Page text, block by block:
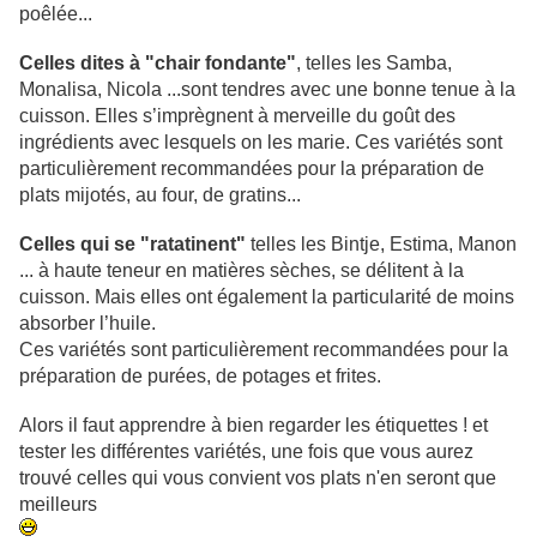
poêlée...
Celles dites à "chair fondante", telles les Samba,
Monalisa, Nicola ...sont tendres avec une bonne tenue à la
cuisson. Elles s’imprègnent à merveille du goût des
ingrédients avec lesquels on les marie. Ces variétés sont
particulièrement recommandées pour la préparation de
plats mijotés, au four, de gratins...
Celles qui se "ratatinent" telles les Bintje, Estima, Manon
... à haute teneur en matières sèches, se délitent à la
cuisson. Mais elles ont également la particularité de moins
absorber l’huile.
Ces variétés sont particulièrement recommandées pour la
préparation de purées, de potages et frites.
Alors il faut apprendre à bien regarder les étiquettes ! et
tester les différentes variétés, une fois que vous aurez
trouvé celles qui vous convient vos plats n'en seront que
meilleurs